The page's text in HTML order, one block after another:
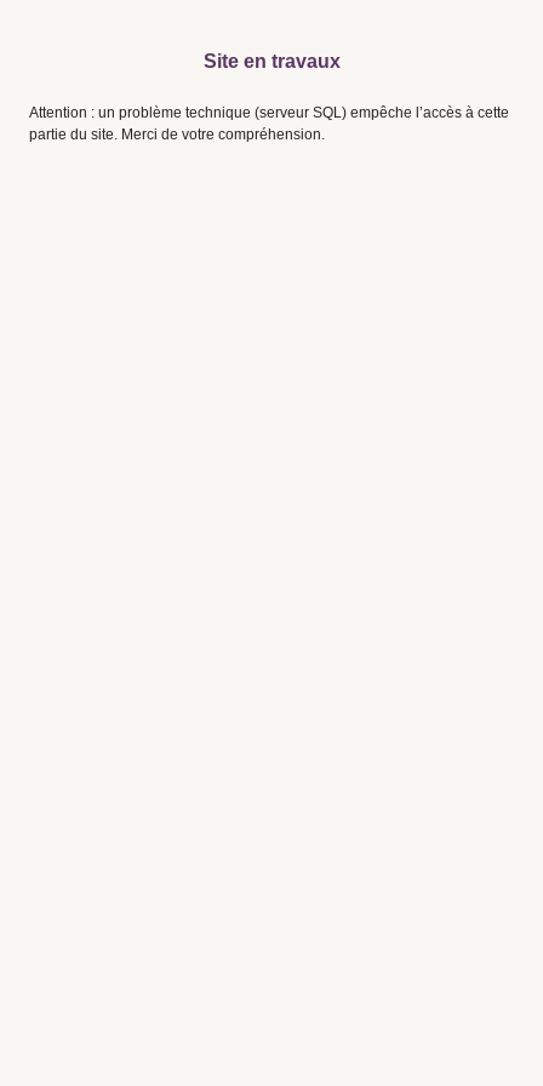
Site en travaux
Attention : un problème technique (serveur SQL) empêche l’accès à cette
partie du site. Merci de votre compréhension.